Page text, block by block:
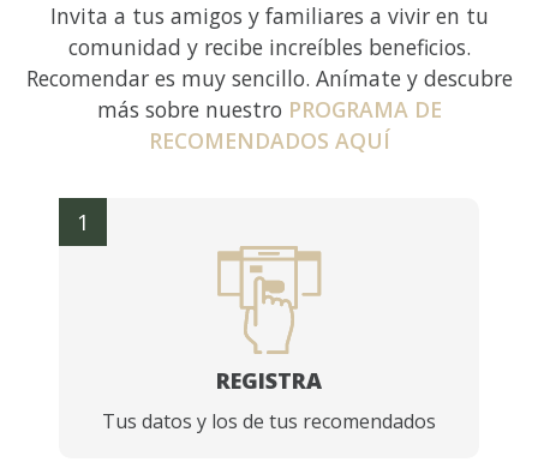
Invita a tus amigos y familiares a vivir en tu
comunidad y recibe increíbles beneficios.
Recomendar es muy sencillo. Anímate y descubre
más sobre nuestro PROGRAMA DE
RECOMENDADOS AQUÍ
1
REGISTRA
Tus datos y los de tus recomendados